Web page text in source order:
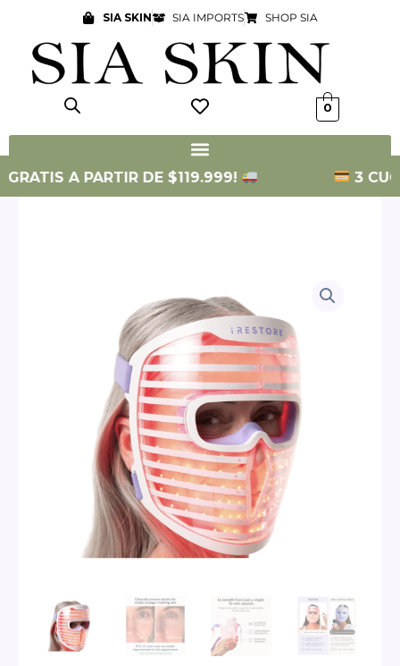
contenido
SIA SKIN SIA IMPORTS SHOP SIA
0
A PARTIR DE $119.999! 3